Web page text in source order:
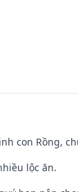
con Rồng,
lộc ăn.